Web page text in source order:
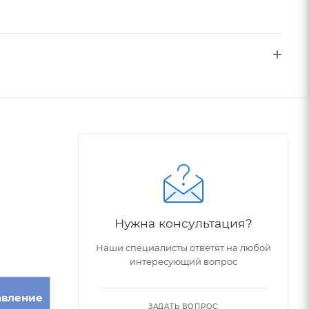
Нужна консультация?
Наши специалисты ответят на любой
интересующий вопрос
ЗАДАТЬ ВОПРОС